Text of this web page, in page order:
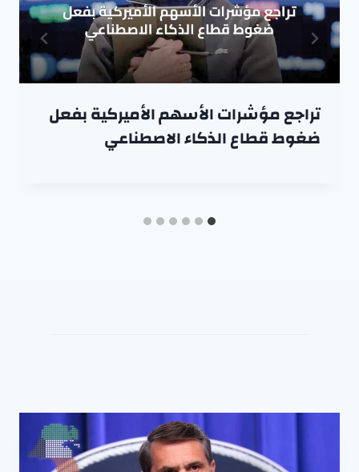
تراجع مؤشرات الأسهم الأميركية بفعل
ضغوط قطاع الذكاء الاصطناعي